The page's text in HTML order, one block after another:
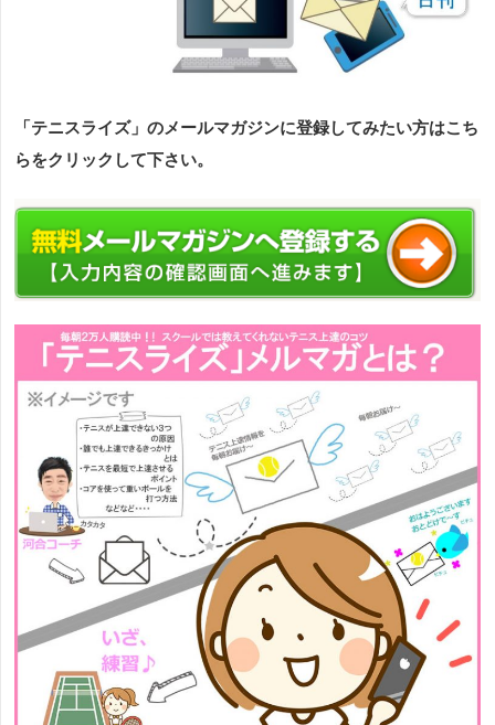
「テニスライズ」のメールマガジンに登録してみたい方はこち
らをクリックして下さい。